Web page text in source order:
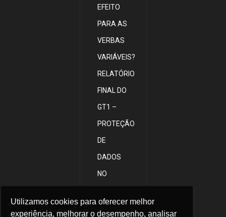
Utilizamos cookies para oferecer melhor
experiência, melhorar o desempenho, analisar
Utilizamos cookies para oferecer melhor
experiência, melhorar o desempenho, analisar
EFEITO
PARA AS
VERBAS
VARIÁVEIS?
RELATÓRIO
FINAL DO
GT1 –
PROTEÇÃO
DE
DADOS
NO
LABORAL